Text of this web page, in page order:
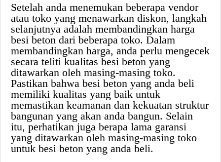
Setelah anda menemukan beberapa vendor
atau toko yang menawarkan diskon, langkah
selanjutnya adalah membandingkan harga
besi beton dari beberapa toko. Dalam
membandingkan harga, anda perlu mengecek
secara teliti kualitas besi beton yang
ditawarkan oleh masing-masing toko.
Pastikan bahwa besi beton yang anda beli
memiliki kualitas yang baik untuk
memastikan keamanan dan kekuatan struktur
bangunan yang akan anda bangun. Selain
itu, perhatikan juga berapa lama garansi
yang ditawarkan oleh masing-masing toko
untuk besi beton yang anda beli.